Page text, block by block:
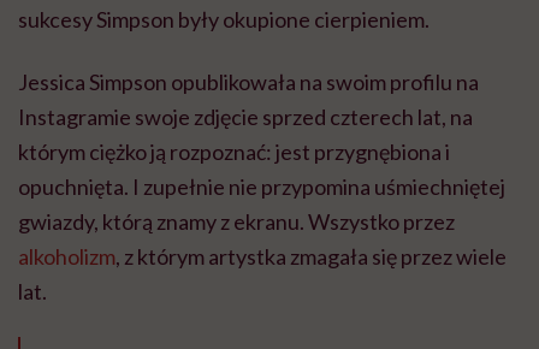
sukcesy Simpson były okupione cierpieniem.
Jessica Simpson opublikowała na swoim profilu na
Instagramie swoje zdjęcie sprzed czterech lat, na
którym ciężko ją rozpoznać: jest przygnębiona i
opuchnięta. I zupełnie nie przypomina uśmiechniętej
gwiazdy, którą znamy z ekranu. Wszystko przez
alkoholizm, z którym artystka zmagała się przez wiele
lat.